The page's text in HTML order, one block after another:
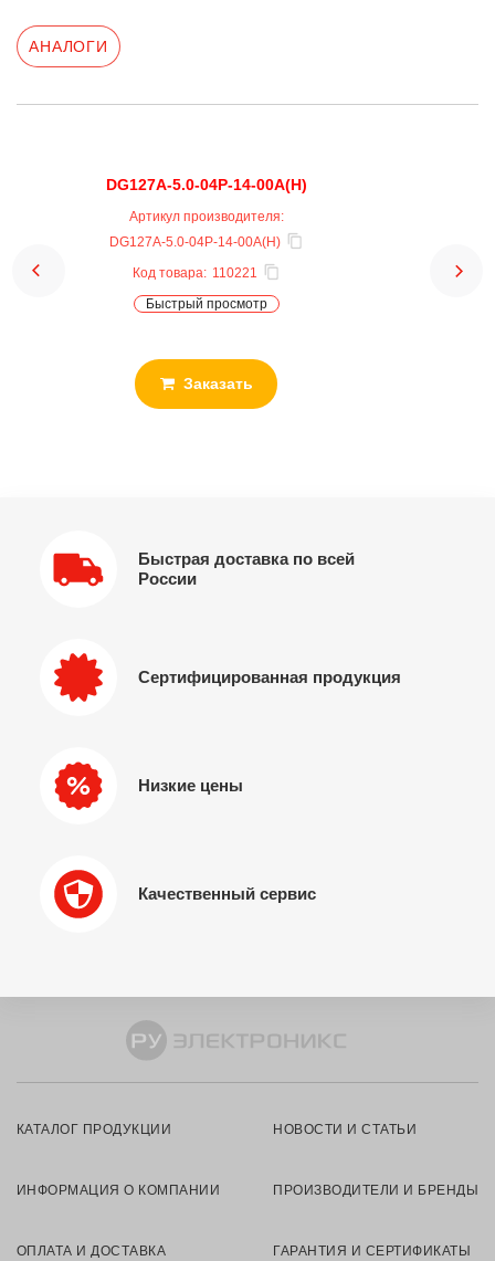
АНАЛОГИ
DG127A-5.0-04P-14-00A(H)
Артикул производителя:
DG127A-5.0-04P-14-00A(H)
Код товара: 110221
Быстрый просмотр
Заказать
Быстрая доставка по всей
России
Сертифицированная продукция
Низкие цены
Качественный сервис
КАТАЛОГ ПРОДУКЦИИ НОВОСТИ И СТАТЬИ
ИНФОРМАЦИЯ О КОМПАНИИ ПРОИЗВОДИТЕЛИ И БРЕНДЫ
ОПЛАТА И ДОСТАВКА ГАРАНТИЯ И СЕРТИФИКАТЫ